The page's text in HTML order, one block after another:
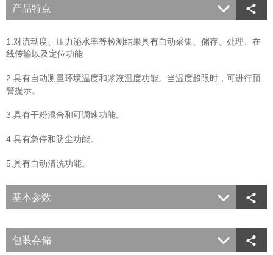
产品特点  
1.对流动度、压力泌水率等检测结果具有自动采集、储存、处理、在
线传输以及定位功能
2.具有自动测量环境温度和浆液温度功能。当温度超限时，可进行预
警提示。
3.具有干粉混合和可调速功能。
4.具有急停和防尘功能。
5.具有自动清洗功能。
基本参数  
包装存储  